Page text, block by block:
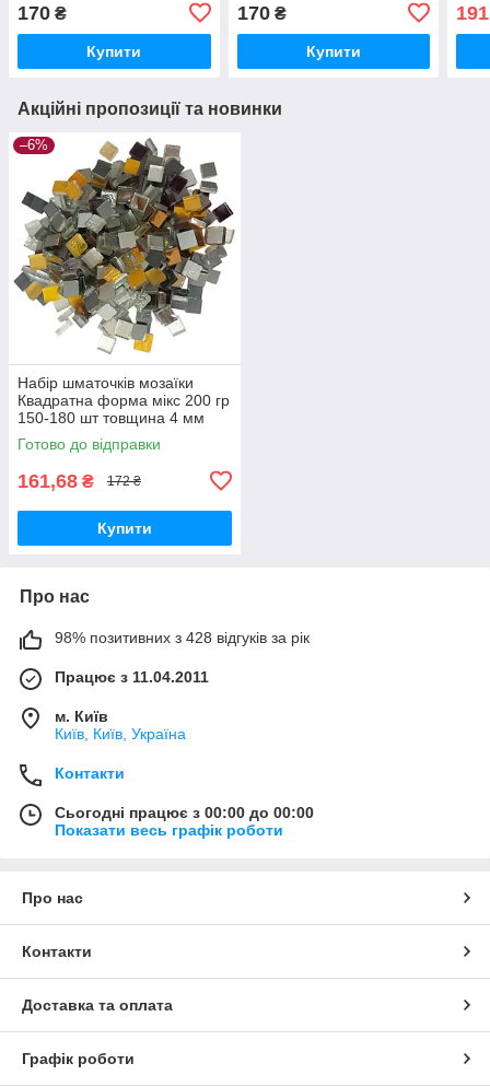
квадрат
170 ₴
Купити
(95штук 200 г) зі скла.
Форма квадрат
170₴
Купити
Акційні пропозиції та новинки
–6%
Набір шматочків мозаїки
Квадратна форма мікс 200 гр
150-180 шт товщина 4 мм
Готово до відправки
161,68 ₴ 172 ₴
Купити
Про нас
98% позитивних з 428 відгуків за рік
Працює з 11.04.2011
м. Київ
Київ, Київ, Україна
Контакти
Сьогодні працює з 00:00 до 00:00
Показати весь графік роботи
Про нас
Контакти
Доставка та оплата
Графік роботи